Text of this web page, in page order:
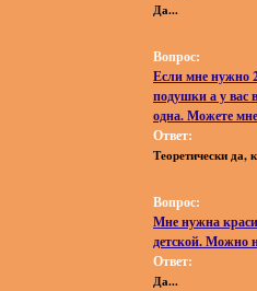
Да...
Вопрос:
Если мне нужно
подушки а у вас
одна. Можете
Ответ:
Теоретически да,
Вопрос:
Мне нужна
детской. Можно
Ответ:
Да...